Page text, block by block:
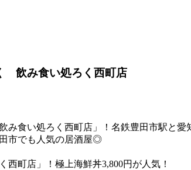
飲み食い処ろく西町店
み食い処ろく西町店」！名鉄豊田市駅と
市でも人気の居酒屋◎
町店」！極上海鮮丼3,800円が人気！